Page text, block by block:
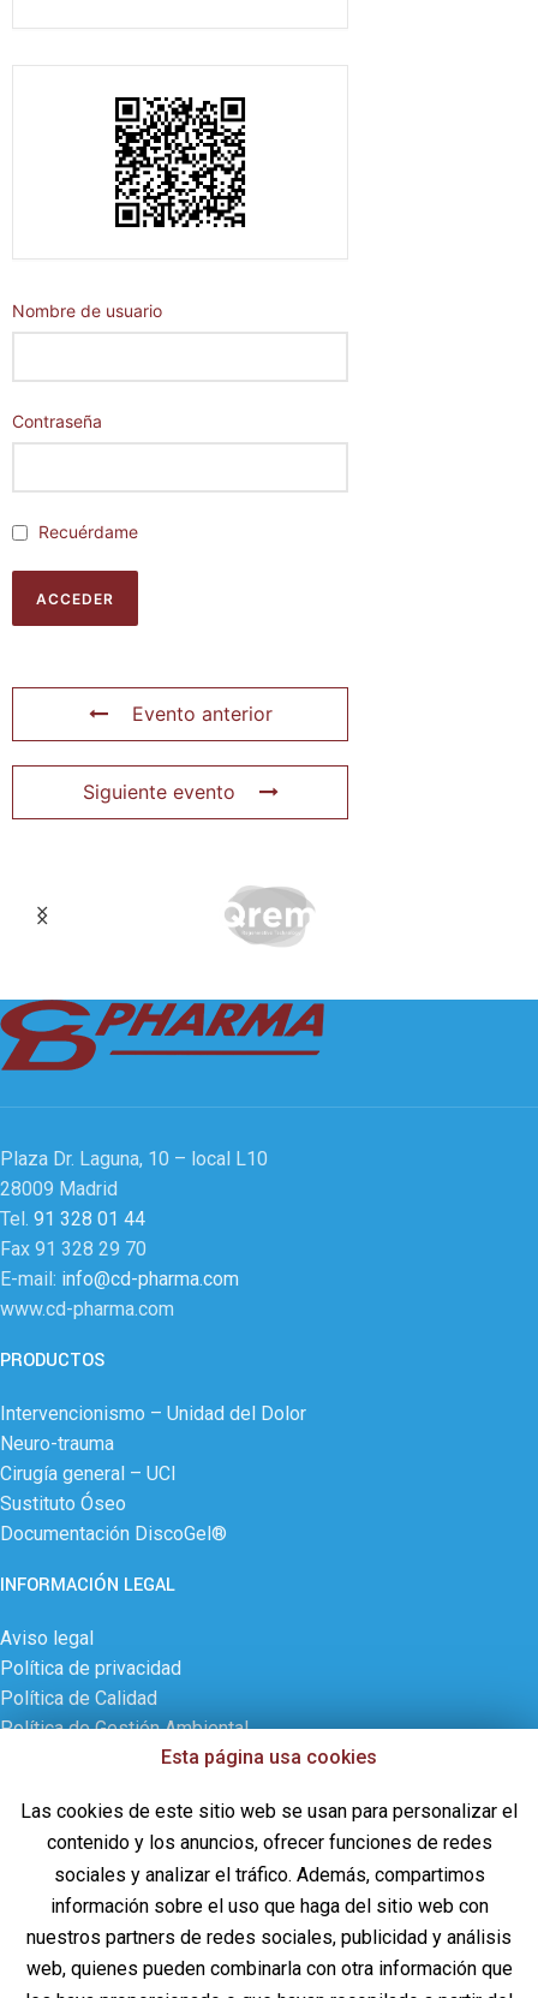
Nombre de usuario
Contraseña
Recuérdame
Evento anterior
Siguiente evento
Plaza Dr. Laguna, 10 – local L10
28009 Madrid
Tel. 91 328 01 44
Fax 91 328 29 70
E-mail: info@cd-pharma.com
www.cd-pharma.com
PRODUCTOS
Intervencionismo – Unidad del Dolor
Neuro-trauma
Cirugía general – UCI
Sustituto Óseo
Documentación DiscoGel®
INFORMACIÓN LEGAL
Aviso legal
Política de privacidad
Política de Calidad
Política de Gestión Ambiental
ÚLTIMAS NOVEDADES
¡CD PHARMA, S.A. celebra 30 años de historia!
28 de septiembre de 2024 Sin comentarios
Esta página usa cookies
Las cookies de este sitio web se usan para personalizar el
contenido y los anuncios, ofrecer funciones de redes
sociales y analizar el tráfico. Además, compartimos
información sobre el uso que haga del sitio web con
nuestros partners de redes sociales, publicidad y análisis
web, quienes pueden combinarla con otra información que